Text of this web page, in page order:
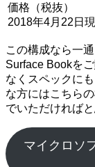
価格（税抜）
2018年4月22日
この構成なら一
Surface Bookを
なくスペックに
な方にはこちら
でいただければ
マイクロソ